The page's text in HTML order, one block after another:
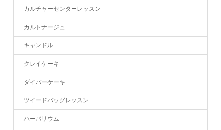
カルチャーセンターレッスン
カルトナージュ
キャンドル
クレイケーキ
ダイパーケーキ
ツイードバッグレッスン
ハーバリウム